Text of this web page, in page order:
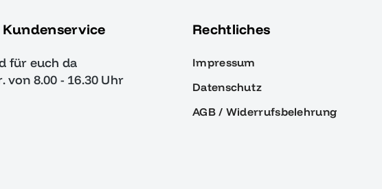
für euch da
von 8.00 - 16.30 Uhr
Rechtliches
Impressum
Datenschutz
AGB / Widerrufsbelehrung